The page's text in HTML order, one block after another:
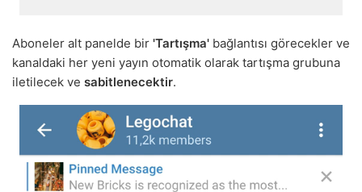
Aboneler alt panelde bir 'Tartışma' bağlantısı görecekler ve
kanaldaki her yeni yayın otomatik olarak tartışma grubuna
iletilecek ve sabitlenecektir.